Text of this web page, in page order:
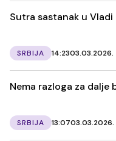
Sutra sastanak u Vladi
SRBIJA 14:2303.03.2026.
Nema razloga za dalje
SRBIJA 13:0703.03.2026.